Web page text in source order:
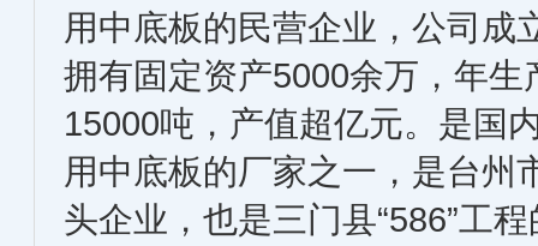
用中底板的民营企业，公司成
拥有固定资产5000余万，年生
15000吨，产值超亿元。是国
用中底板的厂家之一，是台州
头企业，也是三门县“586”工